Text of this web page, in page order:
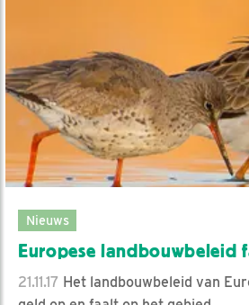
Nieuws
Europese landbouwbeleid
21.11.17 Het landbouwbeleid van